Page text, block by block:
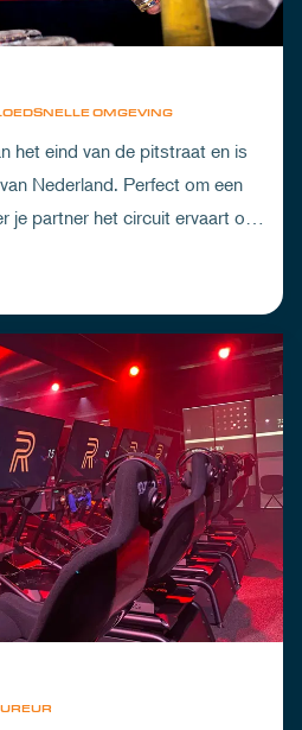
OMGEVING
het eind van de pitstraat en is
Nederland. Perfect om een
je partner het circuit ervaart of